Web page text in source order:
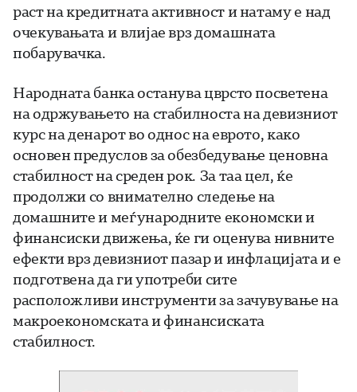
раст на кредитната активност и натаму е над
очекувањата и влијае врз домашната
побарувачка.
Народната банка останува цврсто посветена
на одржувањето на стабилноста на девизниот
курс на денарот во однос на еврото, како
основен предуслов за обезбедување ценовна
стабилност на среден рок. За таа цел, ќе
продолжи со внимателно следење на
домашните и меѓународните економски и
финансиски движења, ќе ги оценува нивните
ефекти врз девизниот пазар и инфлацијата и е
подготвена да ги употреби сите
расположливи инструменти за зачувување на
макроекономската и финансиската
стабилност.